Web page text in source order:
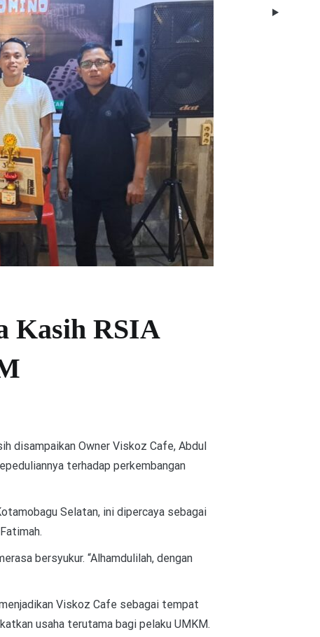
Kasih RSIA
disampaikan Owner Viskoz Cafe, Abdul
terhadap perkembangan
Selatan, ini dipercaya sebagai
bersyukur. “Alhamdulilah, dengan
Viskoz Cafe sebagai tempat
usaha terutama bagi pelaku UMKM.